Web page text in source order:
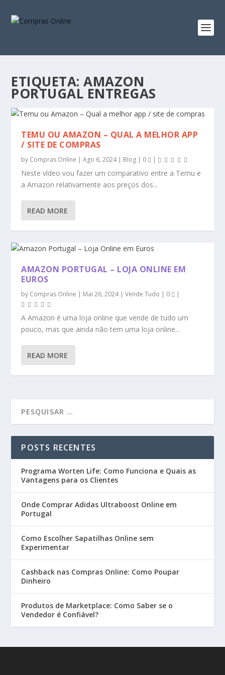
ETIQUETA:AMAZON
PORTUGAL ENTREGAS
TEMU OU AMAZON – QUAL A MELHOR APP
/ SITE DE COMPRAS
by Compras Online |Ago 6, 2024| Blog | 0 |
Neste vídeo vou fazer um comparativo entre a Temu e
a Amazon relativamente aos preços dos...
READ MORE
AMAZON PORTUGAL – LOJA ONLINE EM
EUROS
by Compras Online | Mai 26, 2024|Vende Tudo | 0 |
A Amazon é uma loja online que vende de tudo um
pouco, mas que ainda não tem uma loja online...
READ MORE
POSTS RECENTES
Programa Worten Life: Como Funciona e Quais as
Vantagens para os Clientes
Onde Comprar Adidas Ultraboost Online em
Portugal
Como Escolher Sapatilhas Online sem
Experimentar
Cashback nas Compras Online: Como Poupar
Dinheiro
Produtos de Marketplace: Como Saber se o
Vendedor é Confiável?